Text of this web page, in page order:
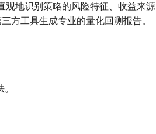
观地识别策略的风险特征、收益来源
方工具生成专业的量化回测报告。